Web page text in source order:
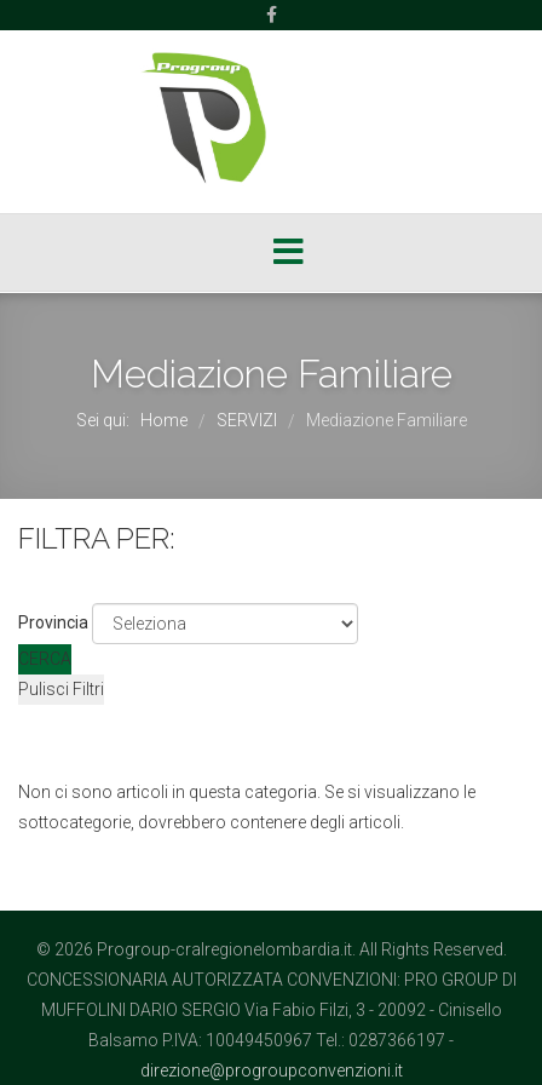
Mediazione Familiare
Sei qui: Home / SERVIZI / Mediazione Familiare
FILTRA PER:
Provincia
CERCA
Pulisci Filtri
Non ci sono articoli in questa categoria. Se si visualizzano le
sottocategorie, dovrebbero contenere degli articoli.
© 2026 Progroup-cralregionelombardia.it. All Rights Reserved.
CONCESSIONARIA AUTORIZZATA CONVENZIONI: PRO GROUP DI
MUFFOLINI DARIO SERGIO Via Fabio Filzi, 3 - 20092 - Cinisello
Balsamo P.IVA: 10049450967 Tel.: 0287366197 -
direzione@progroupconvenzioni.it